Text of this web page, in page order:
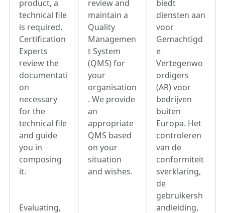
product, a
technical file
is required.
Certification
Experts
review the
documentati
on
necessary
for the
technical file
and guide
you in
composing
it.
Evaluating,
review and
maintain a
Quality
Managemen
t System
(QMS) for
your
organisation
. We provide
an
appropriate
QMS based
on your
situation
and wishes.
biedt
diensten aan
voor
Gemachtigd
e
Vertegenwo
ordigers
(AR) voor
bedrijven
buiten
Europa. Het
controleren
van de
conformiteit
sverklaring,
de
gebruikersh
andleiding,